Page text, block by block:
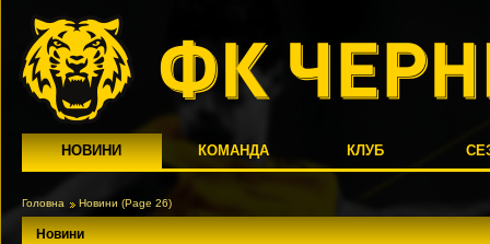
НОВИНИ КОМАНДА КЛУБ
Головна Новини (Page 26)
Новини